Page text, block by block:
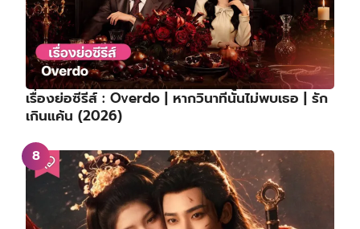
เรื่องย่อซีรีส์ : Overdo | หากวินาทีนั้นไม่พบเธอ | รัก
เกินแค้น (2026)